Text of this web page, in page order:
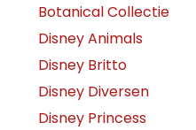
Botanical Collectie
Disney Animals
Disney Britto
Disney Diversen
Disney Princess